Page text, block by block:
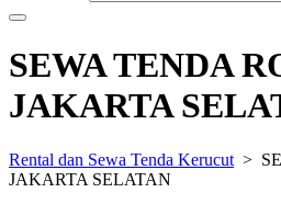
SEWA TENDA
JAKARTA
Rental dan Sewa Tenda Kerucut >
JAKARTA SELATAN